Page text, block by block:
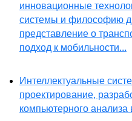
инновационные
системы и философию
представление о
подход к мобильности...
Интеллектуальные
проектирование,
компьютерного